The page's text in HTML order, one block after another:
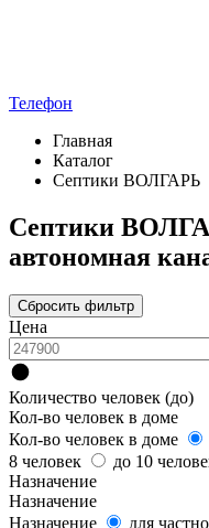
Телефон
Главная
Каталог
Септики ВОЛГАРЬ
Септики
автономная
Сбросить фильтр
Цена
Количество человек (до)
Кол-во человек в доме
Кол-во человек в доме
8 человек
до 10
Назначение
Назначение
Назначение
для